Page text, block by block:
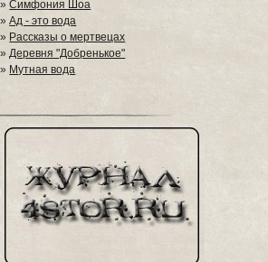
»Симфония Шоа
»Ад - это вода
» Рассказы о мертвецах
»Деревня "Добренькое"
» Мутная вода